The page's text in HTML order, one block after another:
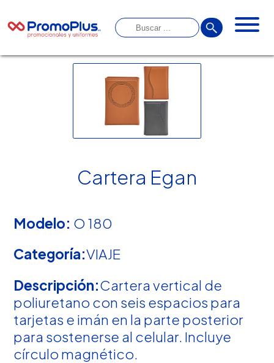
Cartera Egan
Modelo: O 180
Categoría:VIAJE
Descripción:Cartera vertical de
poliuretano con seis espacios para
tarjetas e imán en la parte posterior
para sostenerse al celular. Incluye
círculo magnético.